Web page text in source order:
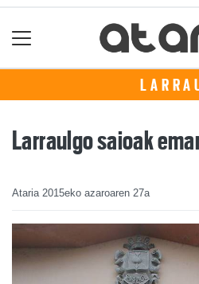
Larraulgo saioak
Ataria 2015eko azaroaren 27a